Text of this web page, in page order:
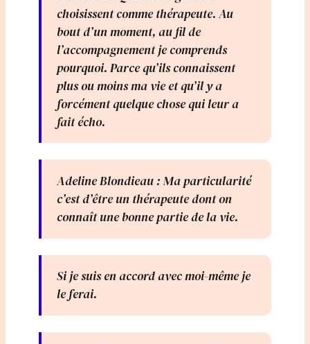
choisissent comme thérapeute. Au
bout d’un moment, au fil de
l’accompagnement je comprends
pourquoi. Parce qu’ils connaissent
plus ou moins ma vie et qu’il y a
forcément quelque chose qui leur a
fait écho.
Adeline Blondieau : Ma particularité
c’est d’être un thérapeute dont on
connaît une bonne partie de la vie.
Si je suis en accord avec moi-même je
le ferai.